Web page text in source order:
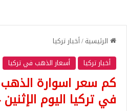
الرئيسية/أخبار تركيا
أخبار تركيا
أسعار الذهب في تركيا
في تركيا اليوم الإثنين 26.02.2024